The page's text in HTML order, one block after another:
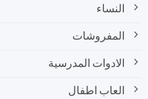
النساء
المفروشات
الادوات المدرسية
العاب اطفال